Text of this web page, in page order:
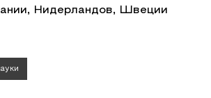
Нидерландов, Швеции